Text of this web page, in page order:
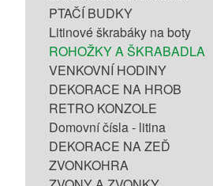
PTAČÍ BUDKY
Litinové škrabáky na boty
ROHOŽKY A ŠKRABADLA
VENKOVNÍ HODINY
DEKORACE NA HROB
RETRO KONZOLE
Domovní čísla - litina
DEKORACE NA ZEĎ
ZVONKOHRA